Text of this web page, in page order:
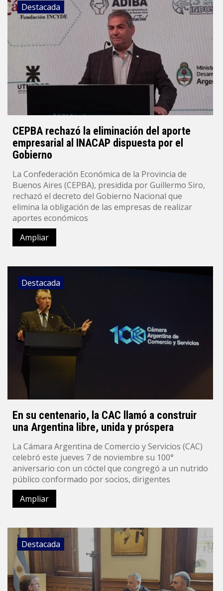
Destacada
CEPBA rechazó la eliminación del aporte
empresarial al INACAP dispuesta por el
Gobierno
La Confederación Económica de la Provincia de
Buenos Aires (CEPBA), presidida por Guillermo Siro,
rechazó el decreto del Gobierno Nacional que
elimina la obligación de las empresas de realizar
aportes económicos
Ampliar
Destacada
En su centenario, la CAC llamó a construir
una Argentina libre, unida y próspera
La Cámara Argentina de Comercio y Servicios (CAC)
celebró este jueves 7 de noviembre su 100°
aniversario con un cóctel que congregó a un nutrido
público conformado por socios, dirigentes
Ampliar
Destacada